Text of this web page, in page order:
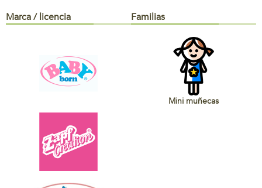
Marca / licencia Familias
Mini muñecas